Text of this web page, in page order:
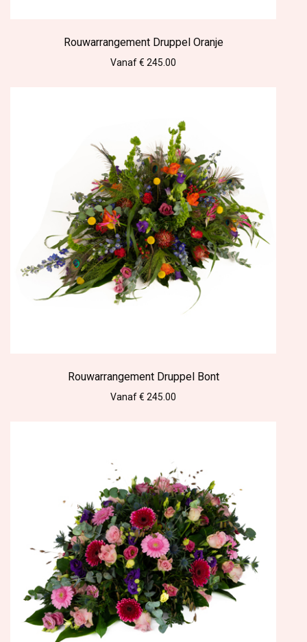
Rouwarrangement Druppel Oranje
Vanaf € 245.00
Rouwarrangement Druppel Bont
Vanaf € 245.00